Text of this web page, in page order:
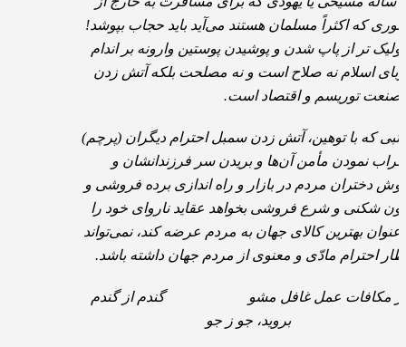
که اکثراً مسلمان هستند می‌آید باید حجاب بپوشد!
تر از پاپ شدن و پوشیدن پوستین وارونه بر اندام
اسلام نه صلاح است و نه مصلحت بلکه آتش زدن
صنعت توریسم و اقتصاد است.
که با توهین، آتش زدن سمبل احترام دیگران (پرچم)
نمودن مأمن آن‌ها و بریدن سر فرزندانشان و
دختران مردم در بازار و راه اندازی برده فروشی و
شکنی و شرع فروشی بخواهد عقاید ناروای خود را
عنوان بهترین کالای جهان به مردم عرضه کند، نمی‌تواند
احترام مادّی و معنوی از مردم جهان داشته باشد.
از مکافات عمل غافل مشو گندم از گندم
بروید، جو ز جو